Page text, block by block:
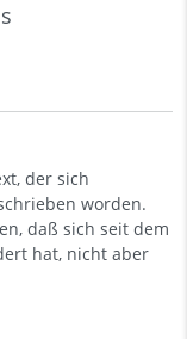
der sich
worden.
daß sich seit dem
hat, nicht aber